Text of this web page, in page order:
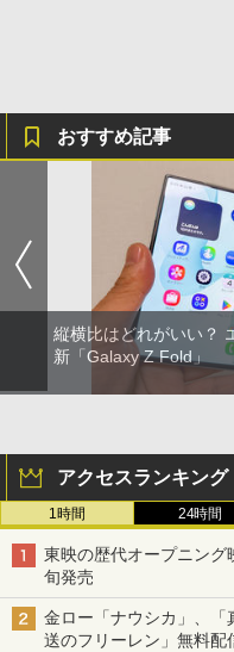
おすすめ記事
縦横比はどれがいい？
新「Galaxy Z Fold」
アクセスランキング
1時間 24時間
東映の歴代オープニン
旬発売
金ロー「ナウシカ」、「
送のフリーレン」無料配